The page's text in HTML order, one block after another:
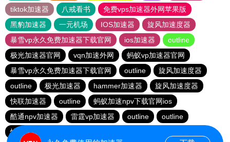
tiktok加速器
八戒看书
免费vps加速器外网苹果版
黑豹加速器
一元机场 IOS加速器
旋风加速度器
暴雪vp永久免费加速器下载官网
ios加速器
outline
极光加速器官网
vqn加速外网
蚂蚁vp加速器官网
暴雪vp永久免费加速器下载官网
outline
旋风加速度器
outline
极光加速器 hammer加速器
旋风加速度器
快联加速器
outline
蚂蚁加速npv下载官网ios
酷通npv加速器
雷霆vp加速器 outline
outline
快连加速器app